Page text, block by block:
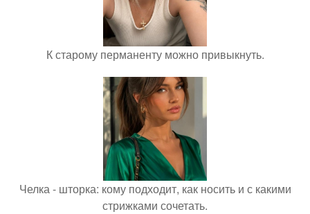
К старому перманенту можно привыкнуть.
Челка - шторка: кому подходит, как носить и с какими
стрижками сочетать.